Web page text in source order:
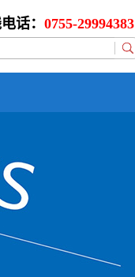
话： 0755-29994383